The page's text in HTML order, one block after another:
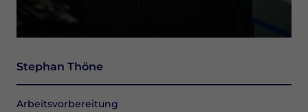
Stephan Thöne
Arbeitsvorbereitung